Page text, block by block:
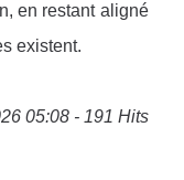
en restant aligné
existent.
05:08 - 191 Hits